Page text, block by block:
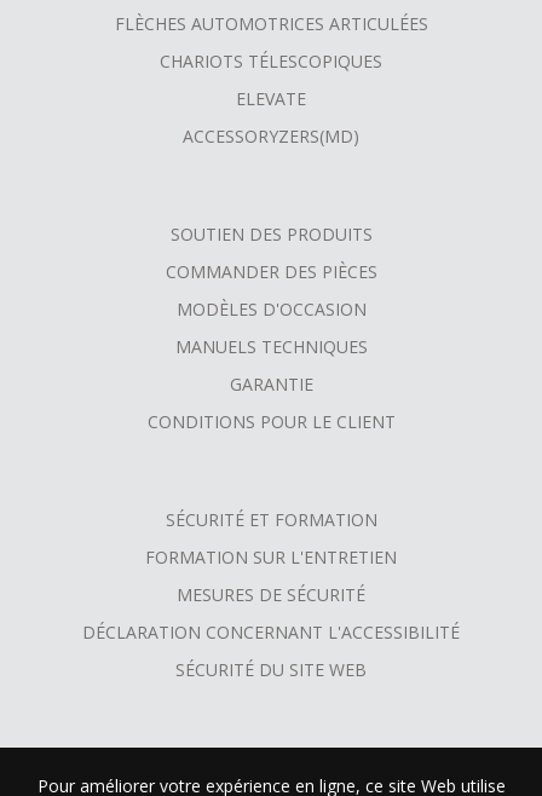
FLÈCHES AUTOMOTRICES ARTICULÉES
CHARIOTS TÉLESCOPIQUES
ELEVATE
ACCESSORYZERS(MD)
SOUTIEN DES PRODUITS
COMMANDER DES PIÈCES
MODÈLES D'OCCASION
MANUELS TECHNIQUES
GARANTIE
CONDITIONS POUR LE CLIENT
SÉCURITÉ ET FORMATION
FORMATION SUR L'ENTRETIEN
MESURES DE SÉCURITÉ
DÉCLARATION CONCERNANT L'ACCESSIBILITÉ
SÉCURITÉ DU SITE WEB
Pour améliorer votre expérience en ligne, ce site Web utilise